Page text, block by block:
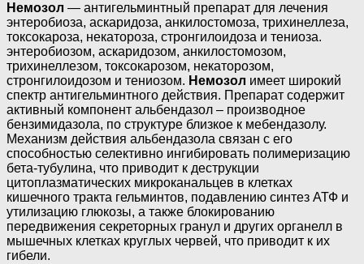
Немозол — антигельминтный препарат для лечения
энтеробиоза, аскаридоза, анкилостомоза, трихинеллеза,
токсокароза, некатороза, стронгилоидоза и тениоза.
энтеробиозом, аскаридозом, анкилостомозом,
трихинеллезом, токсокарозом, некаторозом,
стронгилоидозом и тениозом. Немозол имеет широкий
спектр антигельминтного действия. Препарат содержит
активный компонент альбендазол – производное
бензимидазола, по структуре близкое к мебендазолу.
Механизм действия альбендазола связан с его
способностью селективно ингибировать полимеризацию
бета-тубулина, что приводит к деструкции
цитоплазматических микроканальцев в клетках
кишечного тракта гельминтов, подавлению синтез АТФ и
утилизацию глюкозы, а также блокированию
передвижения секреторных гранул и других органелл в
мышечных клетках круглых червей, что приводит к их
гибели.